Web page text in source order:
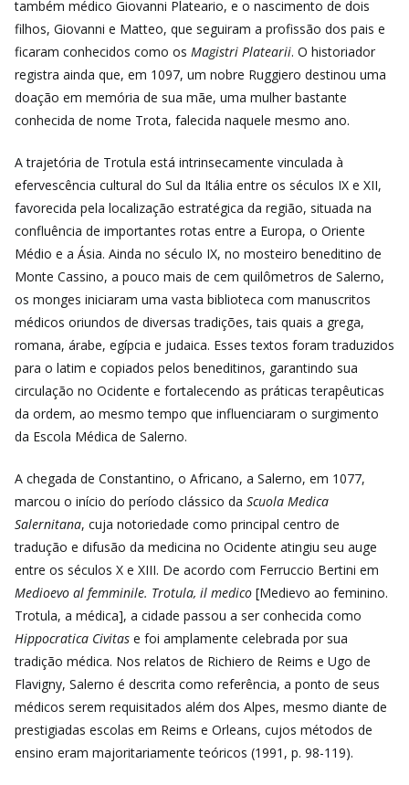
também médico Giovanni Plateario, e o nascimento de dois
filhos, Giovanni e Matteo, que seguiram a profissão dos pais e
ficaram conhecidos como os Magistri Platearii. O historiador
registra ainda que, em 1097, um nobre Ruggiero destinou uma
doação em memória de sua mãe, uma mulher bastante
conhecida de nome Trota, falecida naquele mesmo ano.
A trajetória de Trotula está intrinsecamente vinculada à
efervescência cultural do Sul da Itália entre os séculos IX e XII,
favorecida pela localização estratégica da região, situada na
confluência de importantes rotas entre a Europa, o Oriente
Médio e a Ásia. Ainda no século IX, no mosteiro beneditino de
Monte Cassino, a pouco mais de cem quilômetros de Salerno,
os monges iniciaram uma vasta biblioteca com manuscritos
médicos oriundos de diversas tradições, tais quais a grega,
romana, árabe, egípcia e judaica. Esses textos foram traduzidos
para o latim e copiados pelos beneditinos, garantindo sua
circulação no Ocidente e fortalecendo as práticas terapêuticas
da ordem, ao mesmo tempo que influenciaram o surgimento
da Escola Médica de Salerno.
A chegada de Constantino, o Africano, a Salerno, em 1077,
marcou o início do período clássico da Scuola Medica
Salernitana, cuja notoriedade como principal centro de
tradução e difusão da medicina no Ocidente atingiu seu auge
entre os séculos X e XIII. De acordo com Ferruccio Bertini em
Medioevo al femminile. Trotula, il medico [Medievo ao feminino.
Trotula, a médica], a cidade passou a ser conhecida como
Hippocratica Civitas e foi amplamente celebrada por sua
tradição médica. Nos relatos de Richiero de Reims e Ugo de
Flavigny, Salerno é descrita como referência, a ponto de seus
médicos serem requisitados além dos Alpes, mesmo diante de
prestigiadas escolas em Reims e Orleans, cujos métodos de
ensino eram majoritariamente teóricos (1991, p. 98-119).